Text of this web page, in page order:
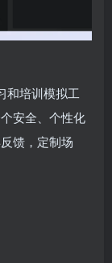
和培训模拟工
安全、个性化
馈，定制场